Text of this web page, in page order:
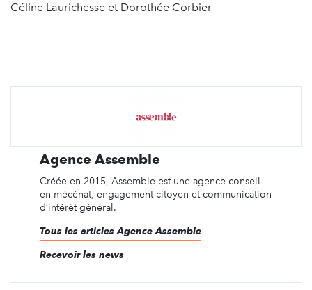
Céline Laurichesse et Dorothée Corbier
Agence Assemble
Créée en 2015, Assemble est une agence conseil
en mécénat, engagement citoyen et communication
d’intérêt général.
Tous les articles Agence Assemble
Recevoir les news